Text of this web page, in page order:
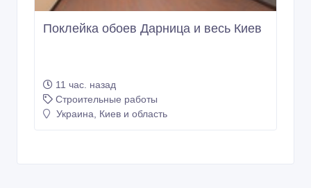
Поклейка обоев Дарница и весь Киев
11 час. назад
Строительные работы
Украина, Киев и область